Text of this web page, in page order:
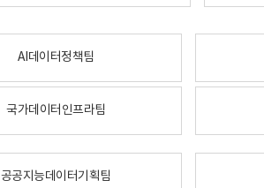
AI데이터정책팀
국가데이터인프라팀
공공지능데이터기획팀